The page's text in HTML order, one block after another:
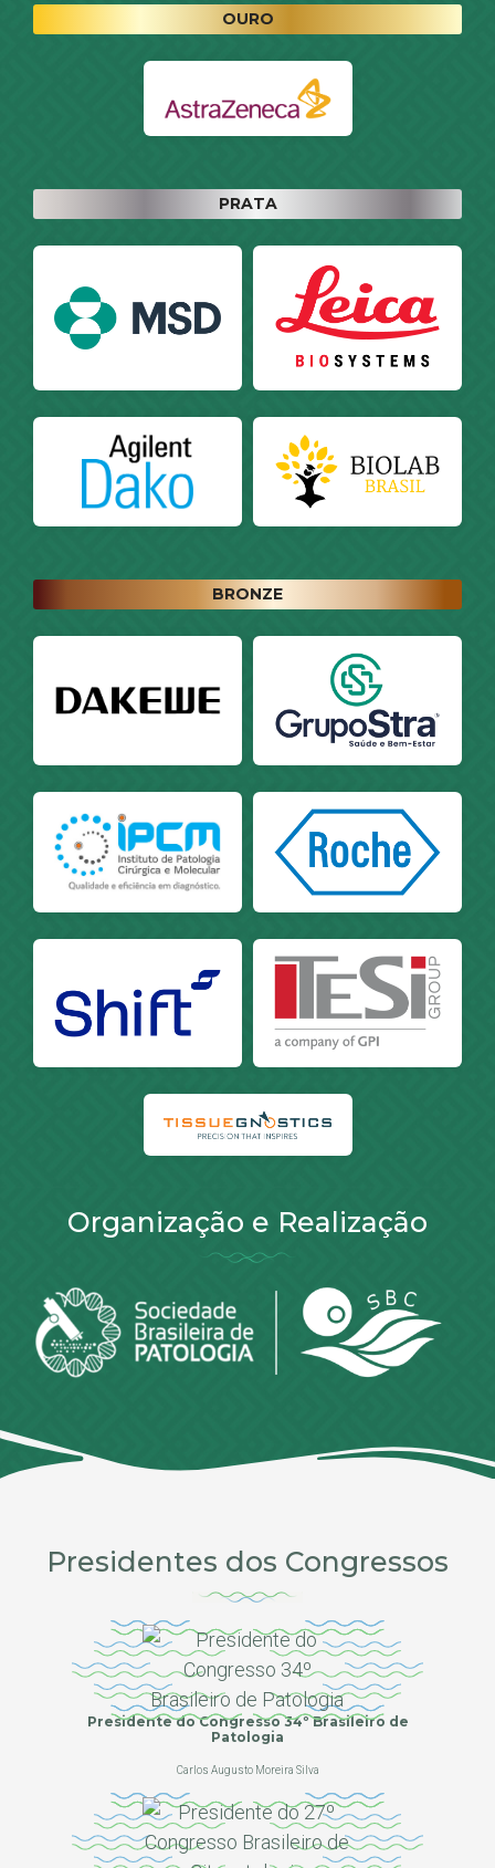
OURO
PRATA
BRONZE
Organização e Realização
Presidentes dos Congressos
Presidente do Congresso 34º Brasileiro de
Patologia
Carlos Augusto Moreira Silva